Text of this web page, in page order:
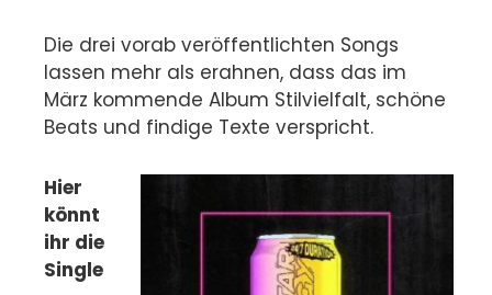
Die drei vorab veröffentlichten Songs
lassen mehr als erahnen, dass das im
März kommende Album Stilvielfalt, schöne
Beats und findige Texte verspricht.
Hier
könnt
ihr die
Single